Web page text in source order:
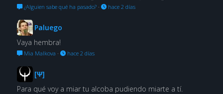
¿Alguien sabe qué ha pasado?· hace 2 días
Paluego
Vaya hembra!
Mia Malkova · hace 2 días
[Ψ]
Para qué voy a miar tu alcoba pudiendo miarte a tí.